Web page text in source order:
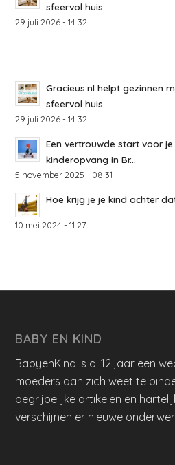
sfeervol huis
29 juli 2026 - 14:32
Gracieus.nl helpt gezinnen
sfeervol huis
29 juli 2026 - 14:32
Een vertrouwde start voor
kinderopvang in Br...
5 november 2025 - 08:31
Hoe krijg je je kind achter
10 mei 2024 - 11:27
BABY EN KIND
BabyenKind is al 12 jaar een
moeders aan zich weet te
begrijpelijke artikelen en
verschijnen er nieuwe